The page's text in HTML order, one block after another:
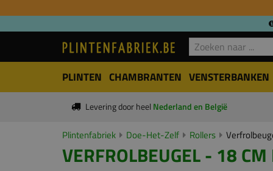
PLINTEN CHAMBRANTEN VENSTERBANKEN
Levering door heel Nederland en België
Plintenfabriek Doe-Het-Zelf Rollers
VERFROLBEUGEL - 18 CM